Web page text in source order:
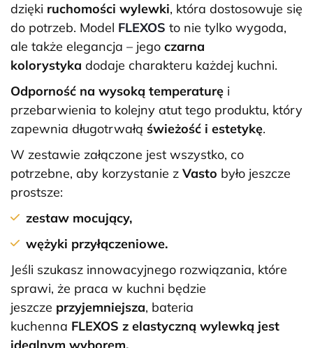
dzięki ruchomości wylewki, która dostosowuje się
do potrzeb. Model FLEXOS to nie tylko wygoda,
ale także elegancja – jego czarna
kolorystyka dodaje charakteru każdej kuchni.
Odporność na wysoką temperaturę i
przebarwienia to kolejny atut tego produktu, który
zapewnia długotrwałą świeżość i estetykę.
W zestawie załączone jest wszystko, co
potrzebne, aby korzystanie z Vasto było jeszcze
prostsze:
zestaw mocujący,
wężyki przyłączeniowe.
Jeśli szukasz innowacyjnego rozwiązania, które
sprawi, że praca w kuchni będzie
jeszcze przyjemniejsza, bateria
kuchenna FLEXOS z elastyczną wylewką jest